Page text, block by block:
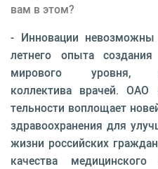
вам в этом?
- Инновации
летнего опыта
мирового уровня,
коллектива врачей.
тельности воплощает
здравоохранения для
жизни российских
качества